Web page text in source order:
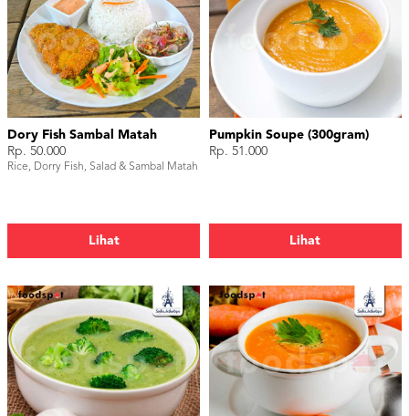
Dory Fish Sambal Matah
Rp. 50.000
Rice, Dorry Fish, Salad & Sambal Matah
Lihat
Pumpkin Soupe (300gram)
Rp. 51.000
Lihat